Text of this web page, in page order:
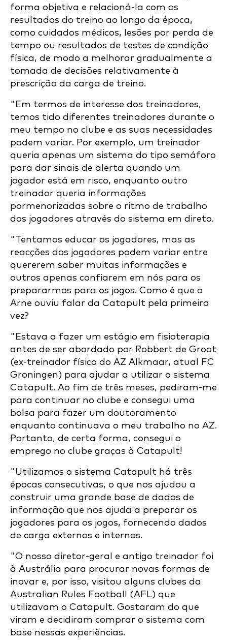
forma objetiva e relacioná-la com os
resultados do treino ao longo da época,
como cuidados médicos, lesões por perda de
tempo ou resultados de testes de condição
física, de modo a melhorar gradualmente a
tomada de decisões relativamente à
prescrição da carga de treino.
"Em termos de interesse dos treinadores,
temos tido diferentes treinadores durante o
meu tempo no clube e as suas necessidades
podem variar. Por exemplo, um treinador
queria apenas um sistema do tipo semáforo
para dar sinais de alerta quando um
jogador está em risco, enquanto outro
treinador queria informações
pormenorizadas sobre o ritmo de trabalho
dos jogadores através do sistema em direto.
"Tentamos educar os jogadores, mas as
reacções dos jogadores podem variar entre
quererem saber muitas informações e
outros apenas confiarem em nós para os
prepararmos para os jogos. Como é que o
Arne ouviu falar da Catapult pela primeira
vez?
"Estava a fazer um estágio em fisioterapia
antes de ser abordado por Robbert de Groot
(ex-treinador físico do AZ Alkmaar, atual FC
Groningen) para ajudar a utilizar o sistema
Catapult. Ao fim de três meses, pediram-me
para continuar no clube e consegui uma
bolsa para fazer um doutoramento
enquanto continuava o meu trabalho no AZ.
Portanto, de certa forma, consegui o
emprego no clube graças à Catapult!
"Utilizamos o sistema Catapult há três
épocas consecutivas, o que nos ajudou a
construir uma grande base de dados de
informação que nos ajuda a preparar os
jogadores para os jogos, fornecendo dados
de carga externos e internos.
"O nosso diretor-geral e antigo treinador foi
à Austrália para procurar novas formas de
inovar e, por isso, visitou alguns clubes da
Australian Rules Football (AFL) que
utilizavam o Catapult. Gostaram do que
viram e decidiram comprar o sistema com
base nessas experiências.